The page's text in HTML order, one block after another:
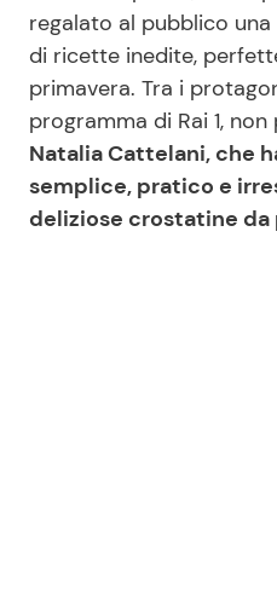
Mondo Mamma
News benessere
Salute
Viaggi e Turismo
regalato al pubblico
di ricette inedite,
primavera. Tra i
programma di Rai 1,
Natalia Cattelani, che
semplice, pratico e
deliziose crostatine da